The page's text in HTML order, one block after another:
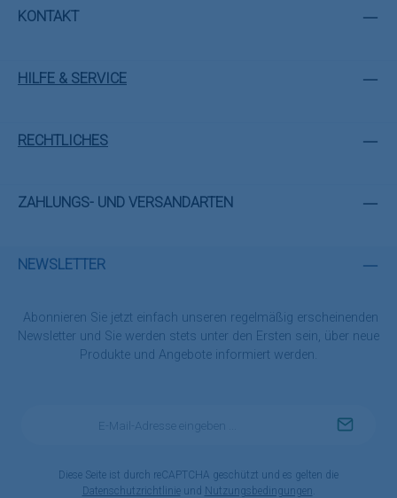
KONTAKT
HILFE & SERVICE
RECHTLICHES
ZAHLUNGS- UND VERSANDARTEN
NEWSLETTER
Abonnieren Sie jetzt einfach unseren regelmäßig erscheinenden
Newsletter und Sie werden stets unter den Ersten sein, über neue
Produkte und Angebote informiert werden.
Diese Seite ist durch reCAPTCHA geschützt und es gelten die
Datenschutzrichtlinieund Nutzungsbedingungen